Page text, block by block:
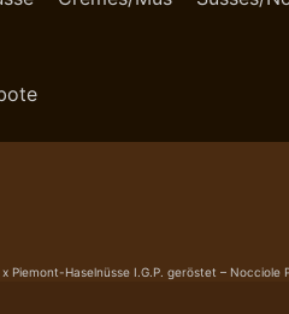
x Piemont-Haselnüsse I.G.P. geröstet –